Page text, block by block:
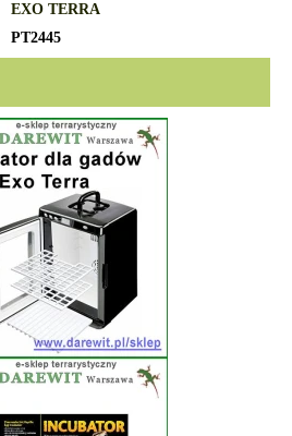
EXO TERRA
PT2445